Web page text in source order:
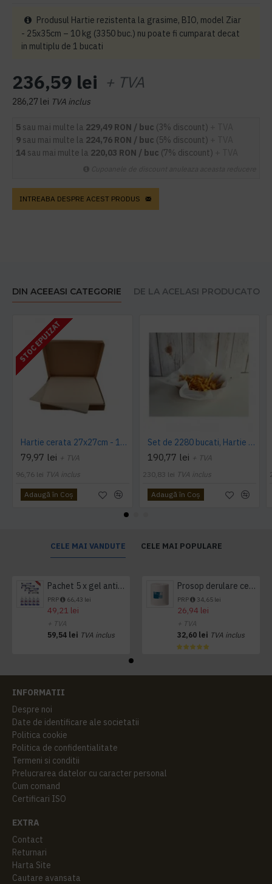
236,59 lei + TVA
286,27 lei TVA inclus
Produsul Hartie rezistenta la grasime, BIO, model Ziar
- 25x35cm – 10 kg (3350 buc.) nu poate fi cumparat decat
in multiplu de 1 bucati
5 sau mai multe la 229,49 RON / buc (3% discount)
9 sau mai multe la 224,76 RON / buc (5% discount)
14 sau mai multe la 220,03 RON / buc (7% discount)
INTREABA DESPRE ACEST PRODUS
DIN ACEEASI CATEGORIE DE LA ACELASI PRODUCATOR
STOC EPUIZAT
Hartie cerata 27x27cm - 1000 buc.
79,97 lei + TVA
96,76 lei TVA inclus
Adaugă în Coş
Set de 2280 bucati, Hartie cerata 25x35cm, 10kg
190,77 lei + TVA
230,83 lei TVA inclus
Adaugă în Coş
CELE MAI VANDUTE CELE MAI POPULARE
Pachet 5 x gel antibacterian 50ml si 3 x Servetele antibacteriene 48 buc Hygienium
PRP 66,43 lei
49,21 lei
+ TVA
59,54 lei TVA inclus
Prosop derulare centrala 1 pliu, 300 m Tork
PRP 34,65 lei
26,94 lei
+ TVA
32,60 lei TVA inclus
INFORMATII
Despre noi
Date de identificare ale societatii
Politica cookie
Politica de confidentialitate
Termeni si conditii
Prelucrarea datelor cu caracter personal
Cum comand
Certificari ISO
EXTRA
Contact
Returnari
Harta Site
Cautare avansata